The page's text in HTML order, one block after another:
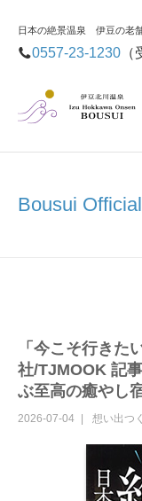
日本の絶景温泉 伊豆の老
0557-23-1230
Bousui
「今こそ行きた
社/TJMOOK 記
ぶ至高の癒やし
2026-07-04 想い出つ